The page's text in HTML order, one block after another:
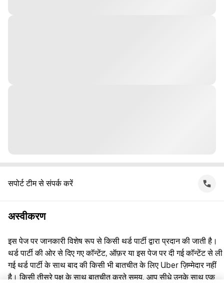
सपोर्ट टीम से संपर्क करें
अस्वीकरण
इस पेज पर जानकारी विशेष रूप से किसी थर्ड पार्टी द्वारा प्रदान की जाती है।
थर्ड पार्टी की ओर से दिए गए कॉन्टेंट, ऑफ़र या इस पेज पर दी गई कॉन्टेंट से ली
गई थर्ड पार्टी के साथ बाद की किसी भी बातचीत के लिए Uber ज़िम्मेदार नहीं
है। किसी तीसरे पक्ष के साथ बातचीत करते समय, आप सीधे उनके साथ एक